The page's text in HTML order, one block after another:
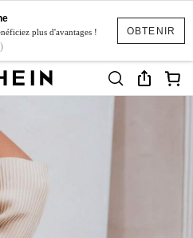
OBTENIR
plus d'avantages !